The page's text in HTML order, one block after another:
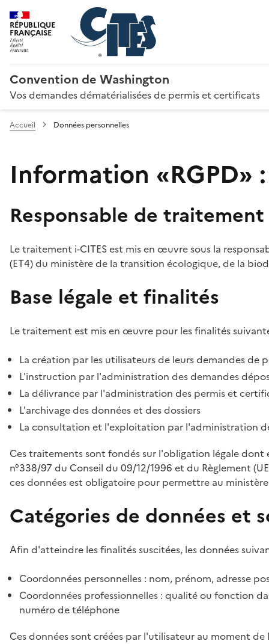
RÉPUBLIQUE
FRANÇAISE
Convention de Washington
Vos demandes dématérialisées de permis et certificats
Accueil Données personnelles
Information «RGPD»
Responsable de traitement
Le traitement i-CITES est mis en œuvre sous la
(ET4) du ministère de la transition écologique, de la
Base légale et finalités
Le traitement est mis en œuvre pour les finalités
La création par les utilisateurs de leurs demandes
L'instruction par l'administration des demandes
La délivrance par l'administration des permis et
L'archivage des données et des dossiers
La consultation et l'exploitation par l'administration
Ces traitements sont fondés sur l'obligation légale
n°338/97 du Conseil du 09/12/1996 et du Règlement
ces données est obligatoire pour permettre au
Catégories de données et
Afin d'atteindre les finalités suscitées, les données
Coordonnées personnelles : nom, prénom, adresse
Coordonnées professionnelles : qualité ou fonction
numéro de téléphone
Ces données sont créées par l'utilisateur au moment